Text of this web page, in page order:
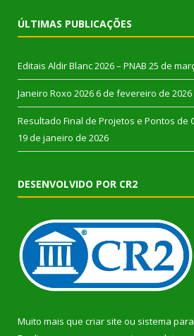
ÚLTIMAS PUBLICAÇÕES
Editais Aldir Blanc 2026 – PNAB 25 de
Janeiro Roxo 2026 6 de fevereiro de 2026
Resultado Final de Projetos e Pontos de
19 de janeiro de 2026
DESENVOLVIDO POR CR2
Muito mais que criar site ou sistema